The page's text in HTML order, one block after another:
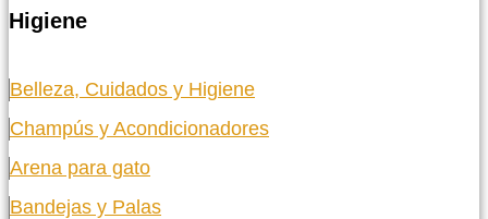
Higiene
Belleza, Cuidados y Higiene
Champús y Acondicionadores
Arena para gato
Bandejas y Palas